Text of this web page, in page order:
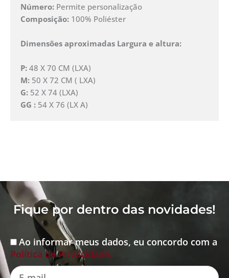
Número: Permite personalização
Composição: 100% Poliéster
Dimensões aproximadas Largura e altura:
P: 48 X 70 CM (LXA)
M: 50 X 72 CM ( LXA)
G: 52 X 74 (LXA)
GG : 54 X 76 (LX A)
Fique por dentro das novidades!
Ao informar meus dados, eu concordo com a
Política de Privacidade.
E-